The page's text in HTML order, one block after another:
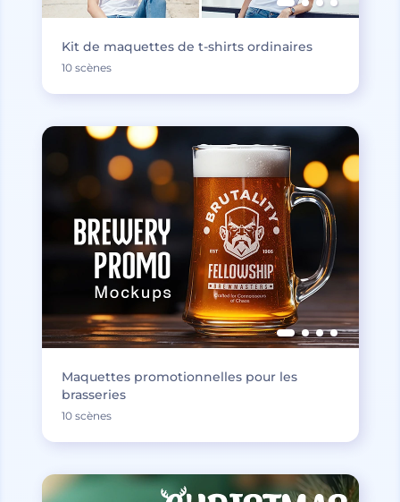
Kit de maquettes de t-shirts ordinaires
10 scènes
Maquettes promotionnelles pour les
brasseries
10 scènes